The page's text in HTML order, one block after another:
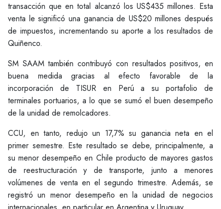
transacción que en total alcanzó los US$435 millones. Esta
venta le significó una ganancia de US$20 millones después
de impuestos, incrementando su aporte a los resultados de
Quiñenco.
SM SAAM también contribuyó con resultados positivos, en
buena medida gracias al efecto favorable de la
incorporación de TISUR en Perú a su portafolio de
terminales portuarios, a lo que se sumó el buen desempeño
de la unidad de remolcadores.
CCU, en tanto, redujo un 17,7% su ganancia neta en el
primer semestre. Este resultado se debe, principalmente, a
su menor desempeño en Chile producto de mayores gastos
de reestructuración y de transporte, junto a menores
volúmenes de venta en el segundo trimestre. Además, se
registró un menor desempeño en la unidad de negocios